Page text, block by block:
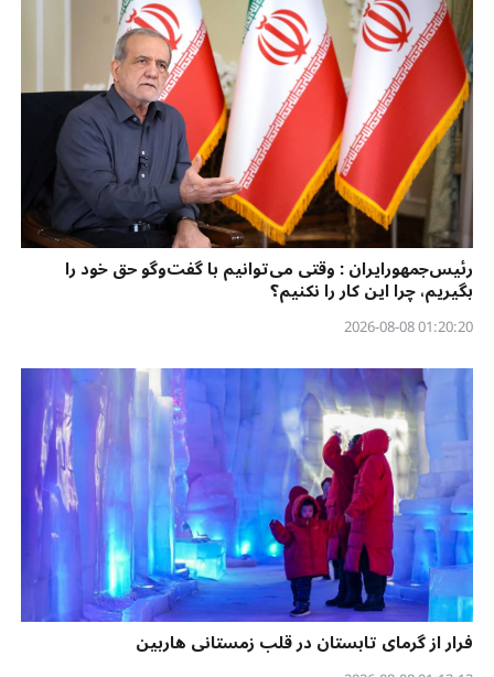
رئیس‌جمهورایران : وقتی می‌توانیم با گفت‌وگو حق خود را
بگیریم، چرا این کار را نکنیم؟
01:20:20 2026-08-08
فرار از گرمای تابستان در قلب زمستانی هاربین